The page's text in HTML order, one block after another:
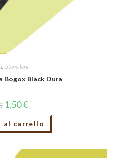
Utensileria
Bogox Black Dura
1,50€
al carrello